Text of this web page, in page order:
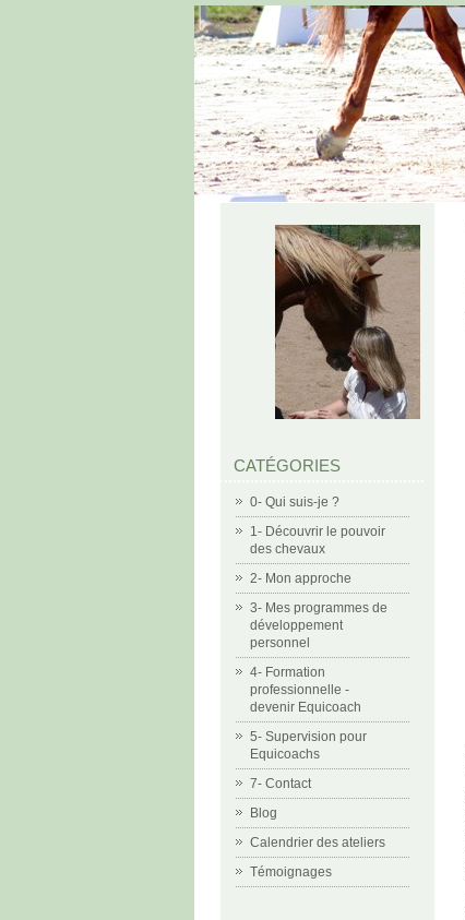
CATÉGORIES
0- Qui suis-je ?
1- Découvrir le pouvoir
des chevaux
2- Mon approche
3- Mes programmes de
développement
personnel
4- Formation
professionnelle -
devenir Equicoach
5- Supervision pour
Equicoachs
7- Contact
Blog
Calendrier des ateliers
Témoignages